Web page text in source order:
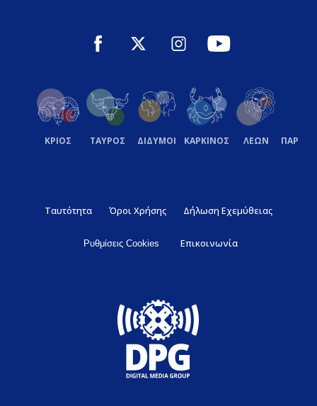
ΚΡΙΟΣ ΤΑΥΡΟΣ ΔΙΔΥΜΟΙ ΚΑΡΚΙΝΟΣ ΛΕΩΝ
Ταυτότητα Όροι Χρήσης Δήλωση Εχεμύθειας
Ρυθμίσεις Cookies Επικοινωνία